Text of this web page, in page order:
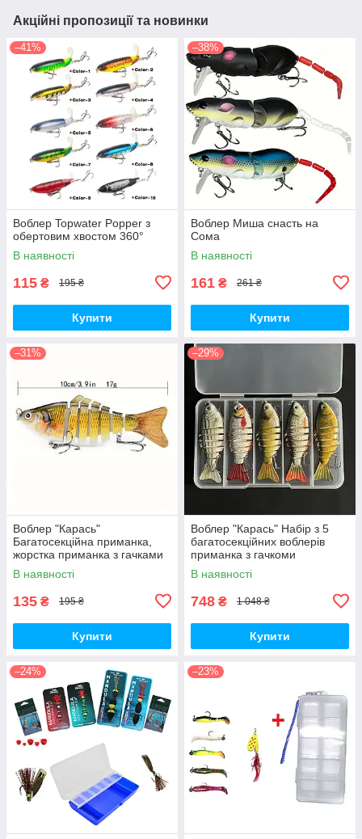
Акційні пропозиції та новинки
–41%
Воблер Topwater Popper з
обертовим хвостом 360°
В наявності
115 ₴ 195 ₴
Купити
–38%
Воблер Миша снасть на
Сома
В наявності
161 ₴ 261 ₴
Купити
–31%
Воблер "Карась"
Багатосекційна приманка,
жорстка приманка з гачками
В наявності
135 ₴ 195 ₴
Купити
–29%
Воблер "Карась" Набір з 5
багатосекційних воблерів
приманка з гачкоми
В наявності
748 ₴ 1 048 ₴
Купити
–24% –23%